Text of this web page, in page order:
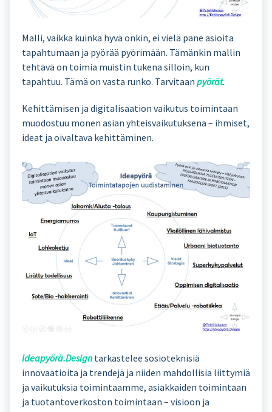
Malli, vaikka kuinka hyvä onkin, ei vielä pane asioita
tapahtumaan ja pyörää pyörimään. Tämänkin mallin
tehtävä on toimia muistin tukena silloin, kun
tapahtuu. Tämä on vasta runko. Tarvitaan pyörät.
Kehittämisen ja digitalisaation vaikutus toimintaan
muodostuu monen asian yhteisvaikutuksena – ihmiset,
ideat ja oivaltava kehittäminen.
Ideapyörä.Designtarkastelee sosioteknisiä
innovaatioita ja trendejä ja niiden mahdollisia liittymiä
ja vaikutuksia toimintaamme, asiakkaiden toimintaan
ja tuotantoverkoston toimintaan – visioon ja